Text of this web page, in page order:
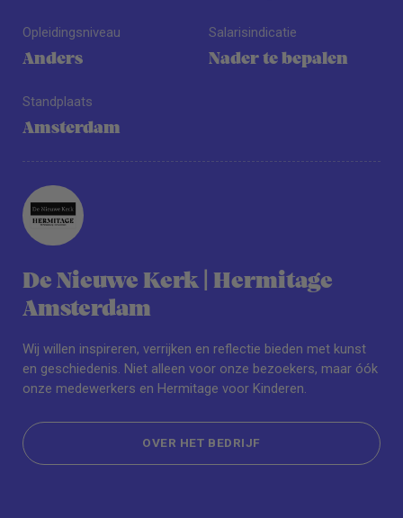
Opleidingsniveau
Anders
Standplaats
Amsterdam
Salarisindicatie
Nader te bepalen
De Nieuwe Kerk | Hermitage
Amsterdam
Wij willen inspireren, verrijken en reflectie bieden met kunst
en geschiedenis. Niet alleen voor onze bezoekers, maar óók
onze medewerkers en Hermitage voor Kinderen.
OVER HET BEDRIJF